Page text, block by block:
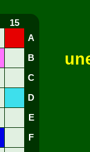
15
A
B
C
D
E
F